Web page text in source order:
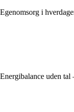
Egenomsorg i
Energibalance uden tal